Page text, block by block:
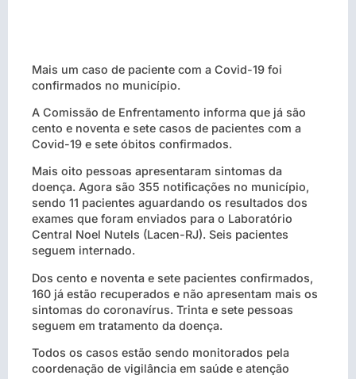
Mais um caso de paciente com a Covid-19 foi
confirmados no município.
A Comissão de Enfrentamento informa que já são
cento e noventa e sete casos de pacientes com a
Covid-19 e sete óbitos confirmados.
Mais oito pessoas apresentaram sintomas da
doença. Agora são 355 notificações no município,
sendo 11 pacientes aguardando os resultados dos
exames que foram enviados para o Laboratório
Central Noel Nutels (Lacen-RJ). Seis pacientes
seguem internado.
Dos cento e noventa e sete pacientes confirmados,
160 já estão recuperados e não apresentam mais os
sintomas do coronavírus. Trinta e sete pessoas
seguem em tratamento da doença.
Todos os casos estão sendo monitorados pela
coordenação de vigilância em saúde e atenção